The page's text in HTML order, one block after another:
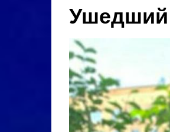
Ушедший